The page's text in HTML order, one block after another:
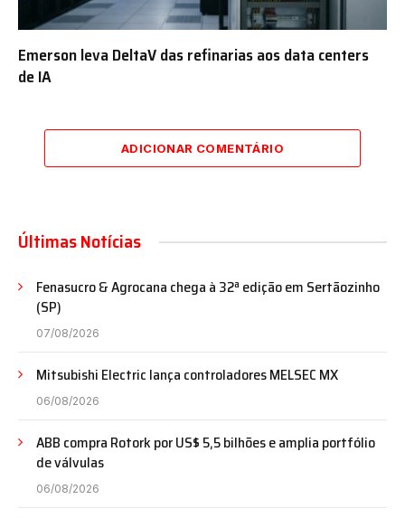
Emerson leva DeltaV das refinarias aos data centers
de IA
ADICIONAR COMENTÁRIO
Últimas Notícias
Fenasucro & Agrocana chega à 32ª edição em Sertãozinho
(SP)
07/08/2026
Mitsubishi Electric lança controladores MELSEC MX
06/08/2026
ABB compra Rotork por US$ 5,5 bilhões e amplia portfólio
de válvulas
06/08/2026